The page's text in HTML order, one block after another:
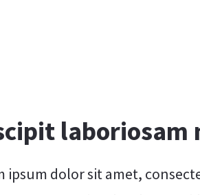
laboriosam
ipsum dolor sit amet,